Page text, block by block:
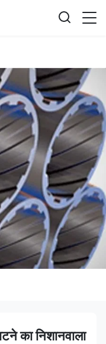
का निशानवाला